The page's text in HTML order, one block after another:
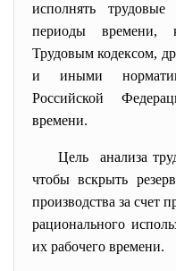
исполнять
периоды времени,
Трудовым кодексом,
и иными
Российской
времени.
Цель анализа
чтобы вскрыть
производства за счет
рационального
их рабочего времени.